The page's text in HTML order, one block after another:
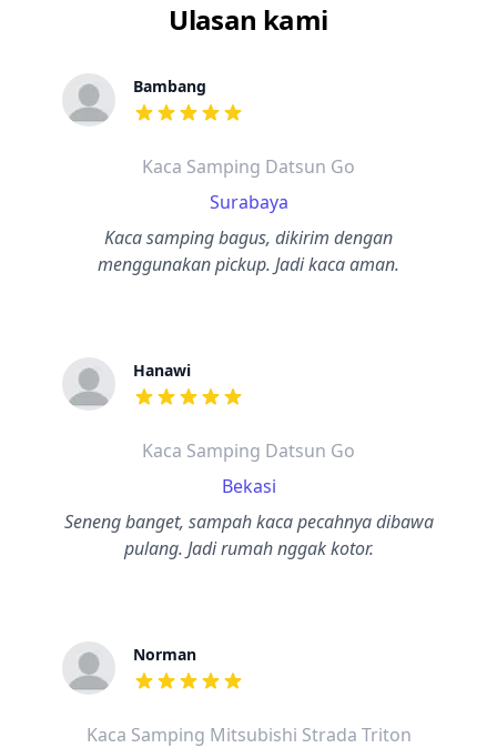
Ulasan kami
Bambang
dari ulasan adalah bintang lima
Kaca Samping Datsun Go
Surabaya
Kaca samping bagus, dikirim dengan
menggunakan pickup. Jadi kaca aman.
Hanawi
dari ulasan adalah bintang lima
Kaca Samping Datsun Go
Bekasi
Seneng banget, sampah kaca pecahnya dibawa
pulang. Jadi rumah nggak kotor.
Norman
dari ulasan adalah bintang lima
Kaca Samping Mitsubishi Strada Triton